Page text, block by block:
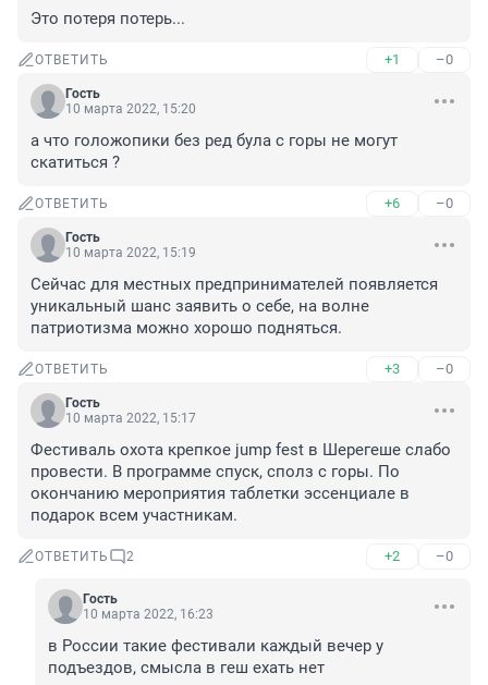
Это потеря потерь...
ОТВЕТИТЬ +1 –0
Гость
10 марта 2022, 15:20
а что голожопики без ред була с горы не могут
скатиться ?
ОТВЕТИТЬ +6 –0
Гость
10 марта 2022, 15:19
Сейчас для местных предпринимателей появляется
уникальный шанс заявить о себе, на волне
патриотизма можно хорошо подняться.
ОТВЕТИТЬ +3 –0
Гость
10 марта 2022, 15:17
Фестиваль охота крепкое jump fest в Шерегеше слабо
провести. В программе спуск, сполз с горы. По
окончанию мероприятия таблетки эссенциале в
подарок всем участникам.
ОТВЕТИТЬ 2 +2 –0
Гость
10 марта 2022, 16:23
в России такие фестивали каждый вечер у
подъездов, смысла в геш ехать нет